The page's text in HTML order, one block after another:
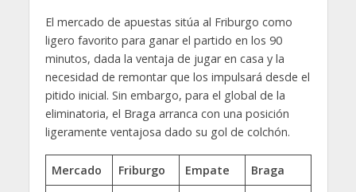
El mercado de apuestas sitúa al Friburgo como
ligero favorito para ganar el partido en los 90
minutos, dada la ventaja de jugar en casa y la
necesidad de remontar que los impulsará desde el
pitido inicial. Sin embargo, para el global de la
eliminatoria, el Braga arranca con una posición
ligeramente ventajosa dado su gol de colchón.
Mercado Friburgo Empate
Braga